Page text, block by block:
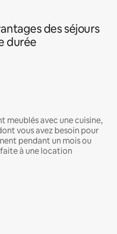
des séjours
durée
meublés avec une cuisine,
vous avez besoin pour
pendant un mois ou
à une location